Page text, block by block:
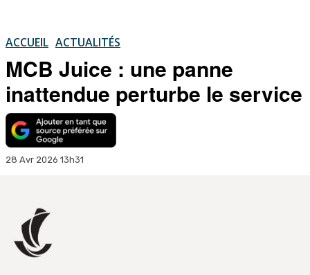
ACCUEIL ACTUALITÉS
MCB Juice : une panne
inattendue perturbe le service
28 Avr 2026 13h31